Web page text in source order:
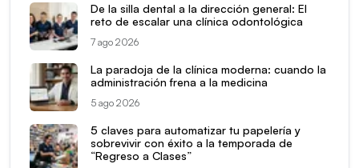
De la silla dental a la dirección general: El
reto de escalar una clínica odontológica
7 ago 2026
La paradoja de la clínica moderna: cuando la
administración frena a la medicina
5 ago 2026
5 claves para automatizar tu papelería y
sobrevivir con éxito a la temporada de
“Regreso a Clases”